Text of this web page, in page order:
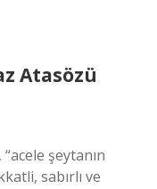
Atasözü
şeytanın
sabırlı ve